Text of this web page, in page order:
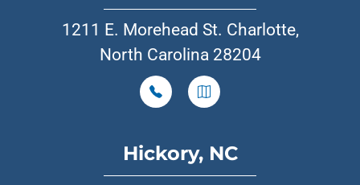
1211 E. Morehead St. Charlotte,
North Carolina 28204
Hickory, NC